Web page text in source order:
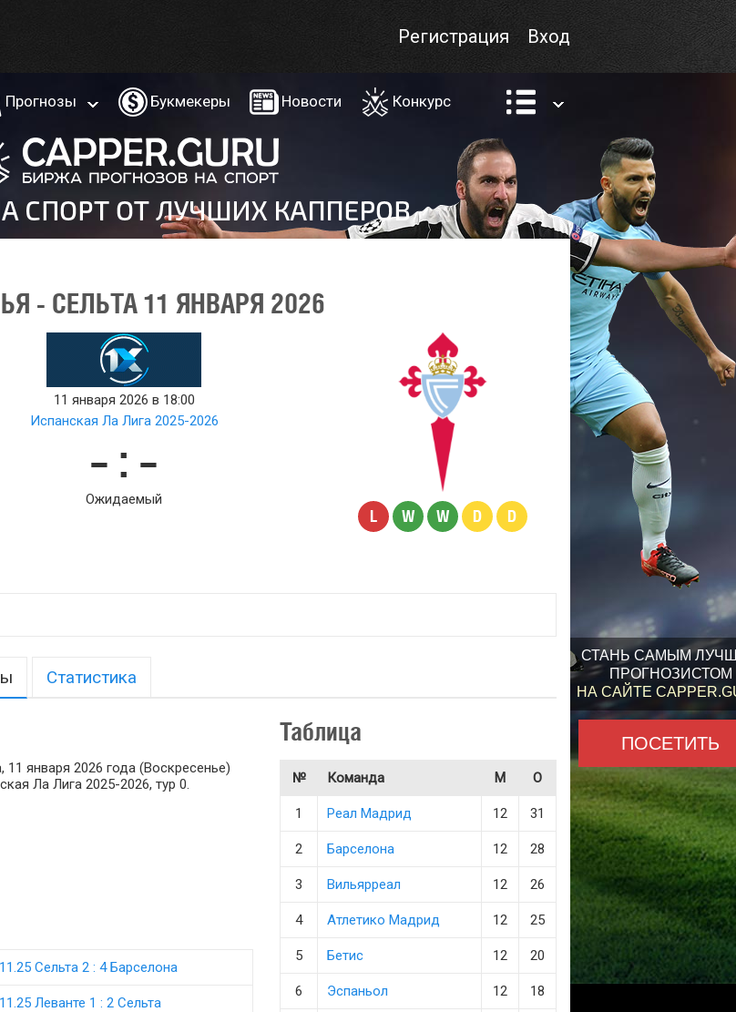
СТАНЬ САМЫМ
ПРОГНОЗИСТОМ
НА САЙТЕ
ПОСЕТИТЬ
Вход
Регистрация
Прогнозы Букмекеры Новости Конкурс
- СЕЛЬТА 11 ЯНВАРЯ 2026
11 января 2026 в 18:00
Испанская Ла Лига 2025-2026
– : –
Ожидаемый
L W W D D
Статистика
января 2026 года (Воскресенье)
Ла Лига 2025-2026, тур 0.
Сельта 2 : 4 Барселона
Леванте 1 : 2 Сельта
Таблица
№ Команда М О
1 Реал Мадрид 12 31
2 Барселона 12 28
3 Вильярреал 12 26
4 Атлетико Мадрид 12 25
5 Бетис 12 20
6 Эспаньол 12 18